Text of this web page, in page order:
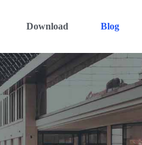
Download Blog